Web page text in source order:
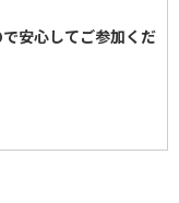
安心してご参加くだ